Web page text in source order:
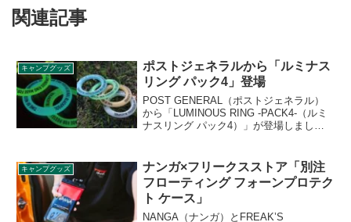
関連記事
キャンプグッズ
ポストジェネラルから「ルミナス
リング パック4」登場
POST GENERAL（ポストジェネラル）
から「LUMINOUS RING -PACK4-（ルミ
ナスリング パック4）」が登場しまし
スクとして飛ばして遊ぶのはもちろん、
缶飲料に取り付ければ目印になる缶マー
カーになります。詳細をレビューしま
す。
キャンプグッズ
ナンガ×フリークスストア「別注
フローティング フォーンプロテク
ト ケース」
NANGA（ナンガ）とFREAK’S